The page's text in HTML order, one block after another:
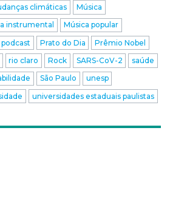
climáticas
Música
instrumental
Música popular
podcast Prato do Dia
Prêmio Nobel
rio claro Rock SARS-CoV-2
saúde
São Paulo
unesp
universidades estaduais paulistas